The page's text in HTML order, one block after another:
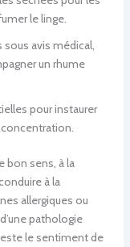
le linge.
avis médical,
un rhume
pour instaurer
bon sens, à la
à la
allergiques ou
pathologie
le sentiment de